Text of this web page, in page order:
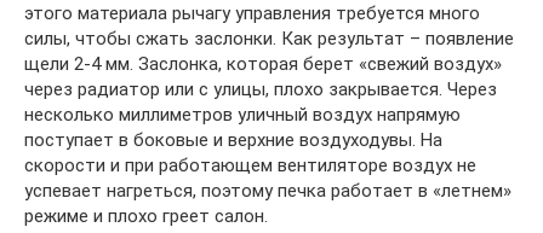
этого материала рычагу управления требуется много
силы, чтобы сжать заслонки. Как результат – появление
щели 2-4 мм. Заслонка, которая берет «свежий воздух»
через радиатор или с улицы, плохо закрывается. Через
несколько миллиметров уличный воздух напрямую
поступает в боковые и верхние воздуходувы. На
скорости и при работающем вентиляторе воздух не
успевает нагреться, поэтому печка работает в «летнем»
режиме и плохо греет салон.